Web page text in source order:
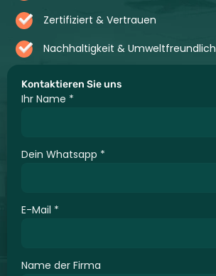
Kontaktieren Sie uns
Ihr Name *
Dein Whatsapp *
E-Mail *
Name der Firma
Zertifiziert & Vertrauen
Nachhaltigkeit & Umweltfreundlich